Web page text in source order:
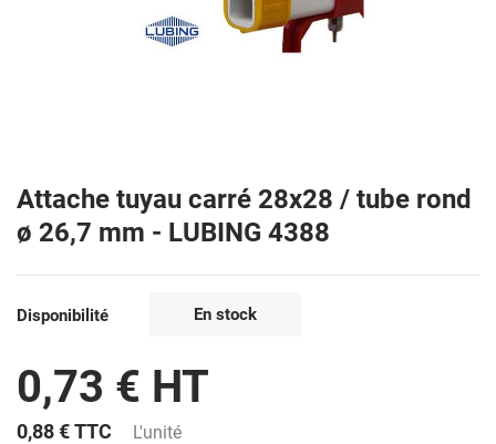
Attache tuyau carré 28x28 / tube rond
ø 26,7 mm - LUBING 4388
Disponibilité En stock
0,73 € HT
0,88 €TTC L'unité